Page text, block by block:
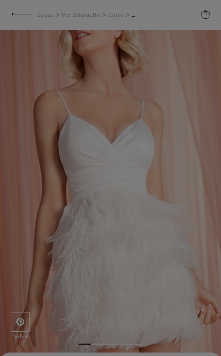
Sposa > Per Silhouette > Corto > Abito da Sposa Cecile
Salva